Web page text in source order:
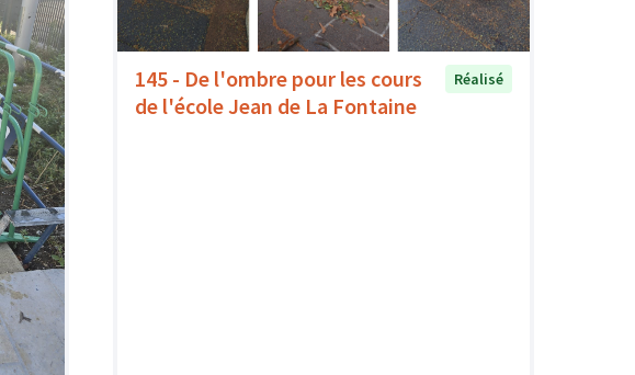
145 - De l'ombre pour les cours
de l'école Jean de La Fontaine
Réalisé